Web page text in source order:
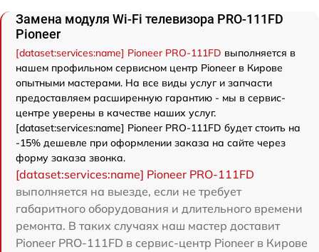
Замена модуля Wi-Fi телевизора PRO-111FD
Pioneer
[dataset:services:name] Pioneer PRO-111FD выполняется в
нашем профильном сервисном центр Pioneer в Кирове
опытными мастерами. На все виды услуг и запчасти
предоставляем расширенную гарантию - мы в сервис-
центре уверены в качестве наших услуг.
[dataset:services:name] Pioneer PRO-111FD будет стоить на
-15% дешевле при оформлении заказа на сайте через
форму заказа звонка.
[dataset:services:name] Pioneer PRO-111FD
выполняется на выезде, если не требует
габаритного оборудования и длительного времени
ремонта. В таких случаях наш мастер доставит
Pioneer PRO-111FD в сервис-центр Pioneer в Кирове